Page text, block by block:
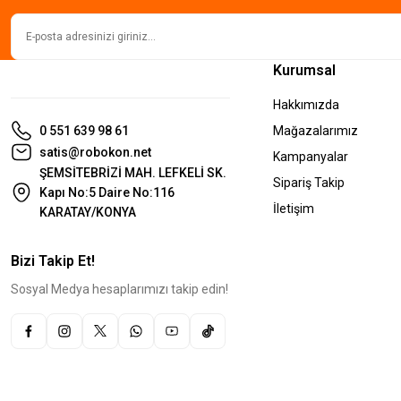
0 551 639 98 61
satis@robokon.net
ŞEMSİTEBRİZİ MAH. LEFKELİ SK.
Kapı No:5 Daire No:116
KARATAY/KONYA
Bizi Takip Et!
Sosyal Medya hesaplarımızı takip edin!
Kurumsal
Hakkımızda
Mağazalarımız
Kampanyalar
Sipariş Takip
İletişim